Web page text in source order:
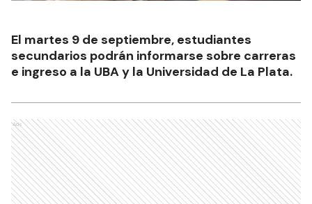
El martes 9 de septiembre, estudiantes
secundarios podrán informarse sobre carreras
e ingreso a la UBA y la Universidad de La Plata.
Ads